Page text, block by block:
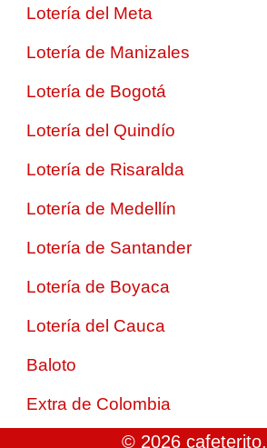
Lotería del Meta
Lotería de Manizales
Lotería de Bogotá
Lotería del Quindío
Lotería de Risaralda
Lotería de Medellín
Lotería de Santander
Lotería de Boyaca
Lotería del Cauca
Baloto
Extra de Colombia
© 2026